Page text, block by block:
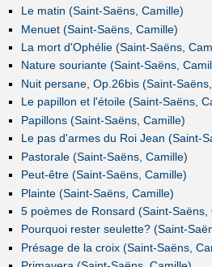
Le matin (Saint-Saëns, Camille)
Menuet (Saint-Saëns, Camille)
La mort d'Ophélie (Saint-Saëns,
Nature souriante (Saint-Saëns,
Nuit persane, Op.26bis (Saint-
Le papillon et l'étoile (Saint-Saëns,
Papillons (Saint-Saëns, Camille)
Le pas d'armes du Roi Jean (Saint-
Pastorale (Saint-Saëns, Camille)
Peut-être (Saint-Saëns, Camille)
Plainte (Saint-Saëns, Camille)
5 poèmes de Ronsard (Saint-Saëns,
Pourquoi rester seulette? (Saint-
Présage de la croix (Saint-Saëns,